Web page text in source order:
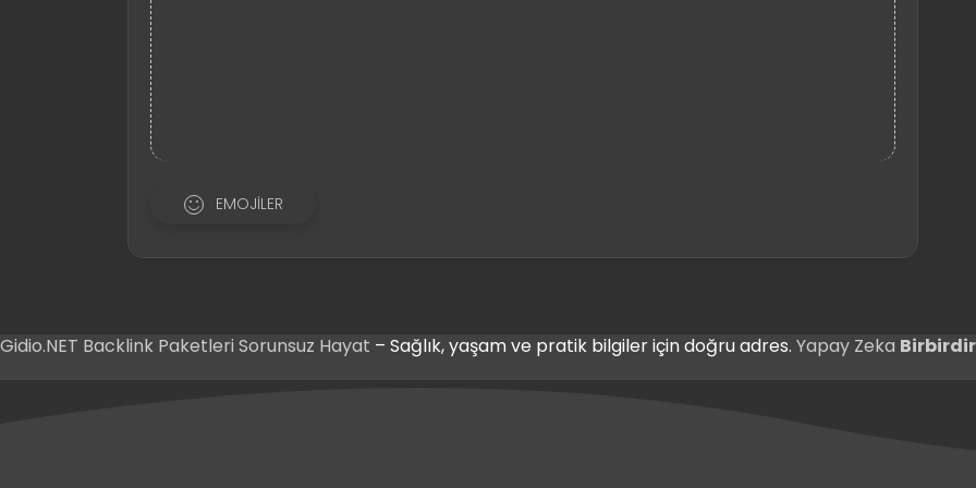
EMOJILER
Gidio.NET Backlink Paketleri Sorunsuz Hayat – Sağlık, yaşam ve pratik bilgiler için doğru adres. Yapay Zeka